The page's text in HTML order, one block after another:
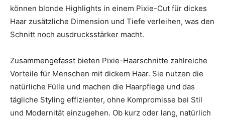
können blonde Highlights in einem Pixie-Cut für dickes
Haar zusätzliche Dimension und Tiefe verleihen, was den
Schnitt noch ausdrucksstärker macht.
Zusammengefasst bieten Pixie-Haarschnitte zahlreiche
Vorteile für Menschen mit dickem Haar. Sie nutzen die
natürliche Fülle und machen die Haarpflege und das
tägliche Styling effizienter, ohne Kompromisse bei Stil
und Modernität einzugehen. Ob kurz oder lang, natürlich